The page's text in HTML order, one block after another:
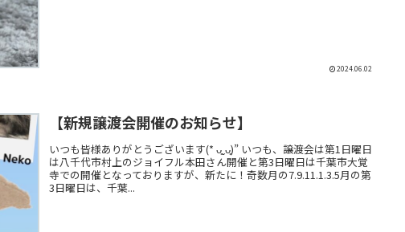
2024.06.02
【新規譲渡会開催のお知らせ】
いつも皆様ありがとうございます(* ᴗ͈ˬᴗ͈)” いつも、譲渡会は第1日曜日
は八千代市村上のジョイフル本田さん開催と第3日曜日は千葉市大覚
寺での開催となっておりますが、新たに！奇数月の7.9.11.1.3.5月の第
3日曜日は、千葉...